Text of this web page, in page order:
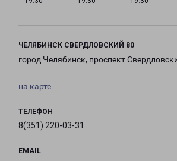
ЧЕЛЯБИНСК СВЕРДЛОВСКИЙ 80
город Челябинск, проспект
на карте
ТЕЛЕФОН
8(351) 220-03-31
EMAIL